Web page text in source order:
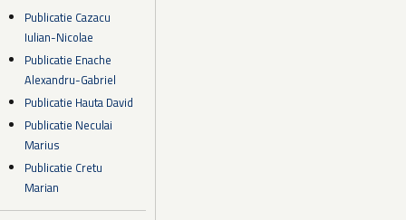
Publicatie Cazacu
Iulian-Nicolae
Publicatie Enache
Alexandru-Gabriel
Publicatie Hauta David
Publicatie Neculai
Marius
Publicatie Cretu
Marian